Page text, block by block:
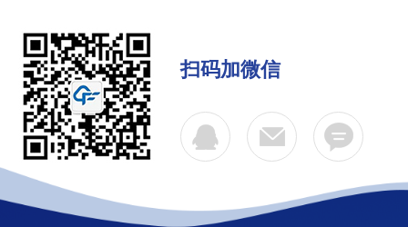
扫码加微信